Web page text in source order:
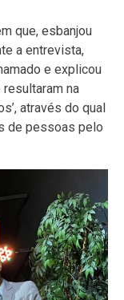
que, esbanjou
a entrevista,
e explicou
na
através do qual
de pessoas pelo